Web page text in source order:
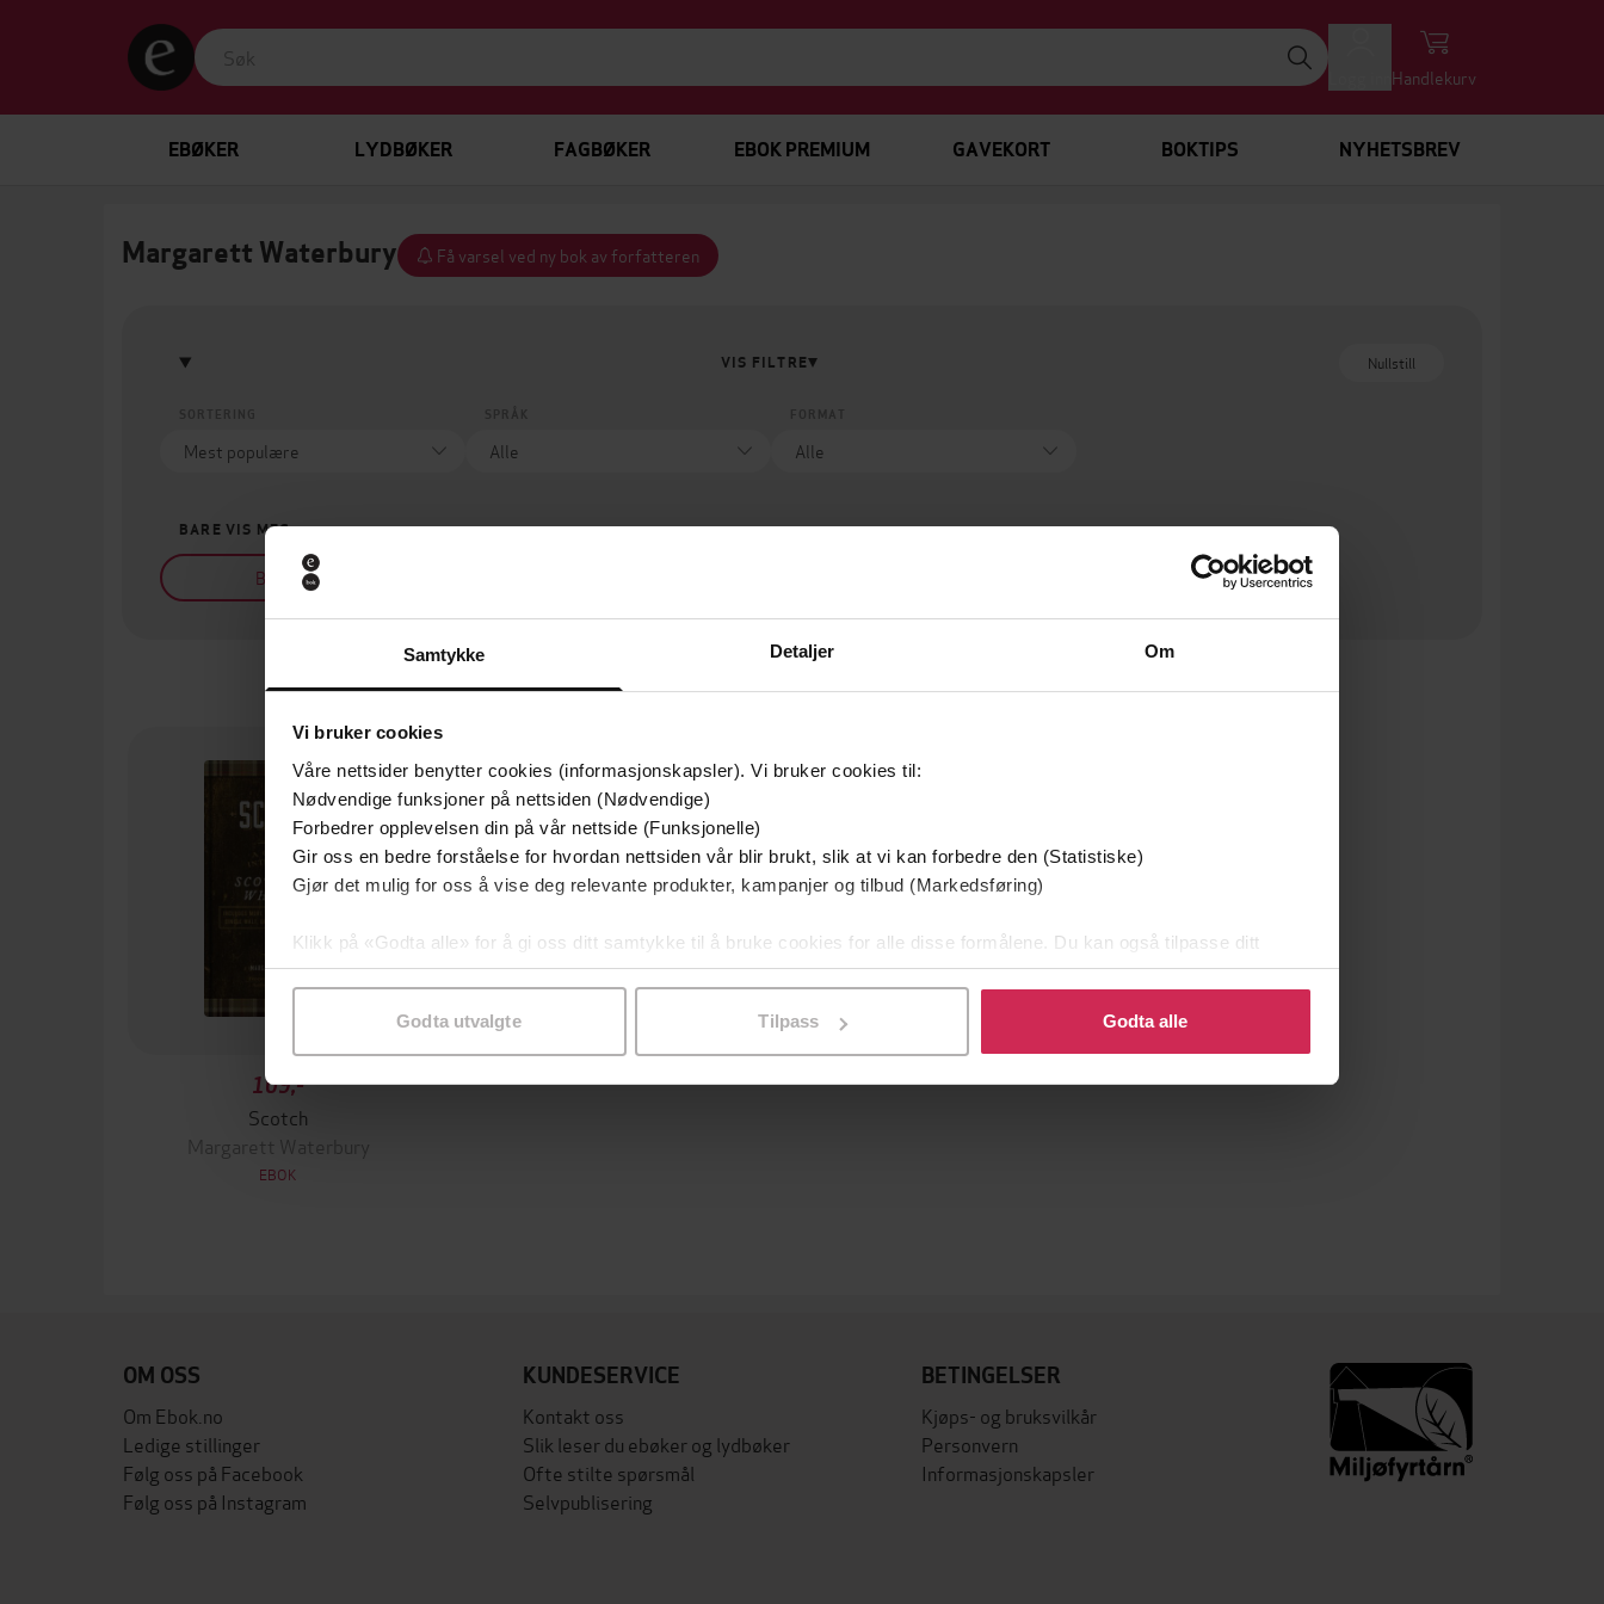
Samtykke Detaljer Om
Vi bruker cookies
Våre nettsider benytter cookies (informasjonskapsler). Vi bruker cookies til:
Nødvendige funksjoner på nettsiden (Nødvendige)
Forbedrer opplevelsen din på vår nettside (Funksjonelle)
Gir oss en bedre forståelse for hvordan nettsiden vår blir brukt, slik at vi kan forbedre den (Statistiske)
Gjør det mulig for oss å vise deg relevante produkter, kampanjer og tilbud (Markedsføring)
Klikk på «Godta alle» for å gi oss ditt samtykke til å bruke cookies for alle disse formålene. Du kan også tilpasse ditt
samtykke til spesifikke formål ved å klikke på «Tilpass». Du kan når som helst trekke tilbake eller endre ditt samtykke.
Godta utvalgte Tilpass Godta alle
Handlekurv
EBØKER LYDBØKER FAGBØKER EBOK PREMIUM GAVEKORT BOKTIPS NYHETSBREV
Margarett Waterbury Få varsel ved ny bok av forfatteren
VIS FILTRE Nullstill
BARE VIS MEG
Bøker på tilbud
109,-
Scotch
Margarett Waterbury
EBOK
OM OSS
Om Ebok.no
Ledige stillinger
Følg oss på Facebook
Følg oss på Instagram
KUNDESERVICE
Kontakt oss
Slik leser du ebøker og lydbøker
Ofte stilte spørsmål
Selvpublisering
BETINGELSER
Kjøps- og bruksvilkår
Personvern
Informasjonskapsler